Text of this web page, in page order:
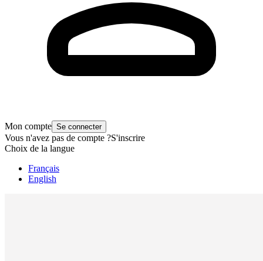
Mon compte Se connecter
Vous n'avez pas de compte ?S'inscrire
Choix de la langue
Français
English